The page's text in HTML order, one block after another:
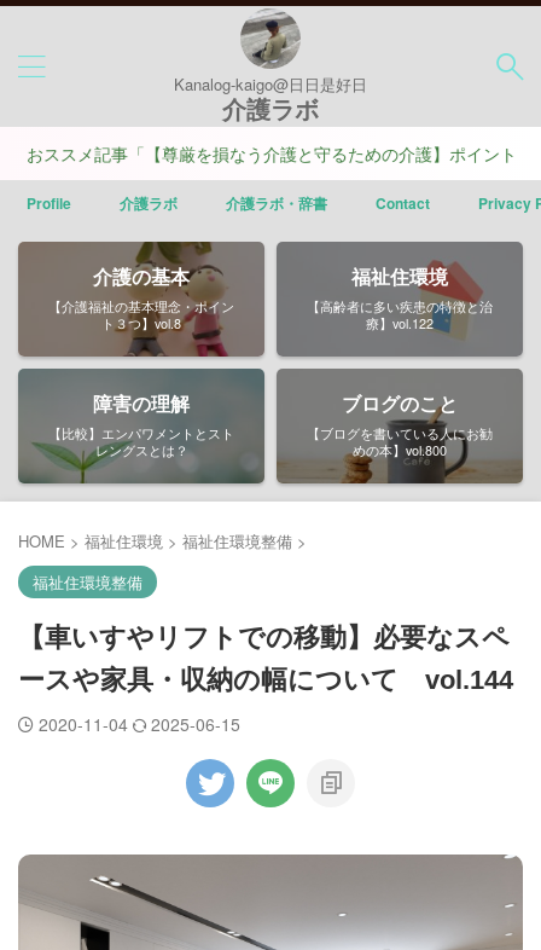
Kanalog-kaigo@日日是好日
介護ラボ
記事「【尊厳を損なう介護と守るための介護】ポイントは４つ」
Profile 介護ラボ 介護ラボ・辞書 Contact Privacy
介護の基本
【介護福祉の基本理念・ポイン
ト３つ】vol.8
福祉住環境
【高齢者に多い疾患の特徴と治
療】vol.122
障害の理解
【比較】エンパワメントとスト
レングスとは？
ブログのこと
【ブログを書いている人にお勧
めの本】vol.800
HOME > 福祉住環境 > 福祉住環境整備 >
福祉住環境整備
【車いすやリフトでの移動】必要なスペ
ースや家具・収納の幅について vol.144
2020-11-04 2025-06-15